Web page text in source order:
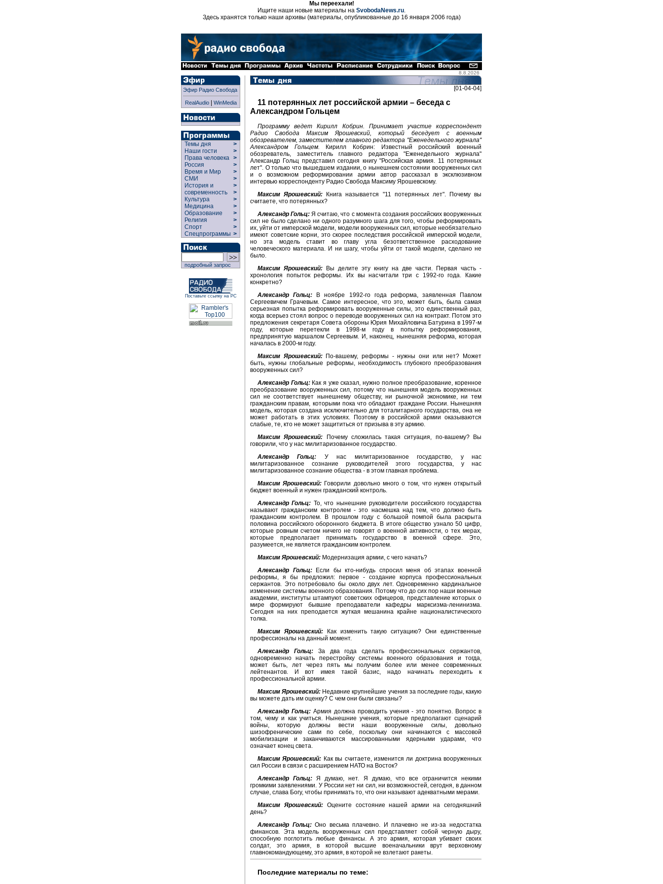
Мы переехали!
Ищите наши новые материалы на SvobodaNews.ru.
Здесь хранятся только наши архивы (материалы, опубликованные до 16 января 2006 года)
8.8.2026
Эфир Радио Свобода
RealAudio| WinMedia
Темы дня
>
Наши гости
>
Права человека >
Россия
>
Время и Мир
>
СМИ
>
История и
современность
>
>
Культура
>
Медицина
>
Образование
>
Религия
>
Спорт
>
Спецпрограммы >
подробный запрос
Поставьте ссылку на РС
[01-04-04]
11 потерянных лет российской армии – беседа с
Александром Гольцем
Программу ведет Кирилл Кобрин. Принимает участие корреспондент
Радио Свобода Максим Ярошевский, который беседует с военным
обозревателем, заместителем главного редактора "Еженедельного журнала"
Александром Гольцем.
Кирилл Кобрин: Известный российский военный
обозреватель, заместитель главного редактора "Еженедельного журнала"
Александр Гольц представил сегодня книгу "Российская армия. 11 потерянных
лет". О только что вышедшем издании, о нынешнем состоянии вооруженных сил
и о возможном реформировании армии автор рассказал в эксклюзивном
интервью корреспонденту Радио Свобода Максиму Ярошевскому.
Максим Ярошевский: Книга называется "11 потерянных лет". Почему вы
считаете, что потерянных?
Александр Гольц: Я считаю, что с момента создания российских вооруженных
сил не было сделано ни одного разумного шага для того, чтобы реформировать
их, уйти от имперской модели, модели вооруженных сил, которые необязательно
имеют советские корни, это скорее последствия российской имперской модели,
но эта модель ставит во главу угла безответственное расходование
человеческого материала. И ни шагу, чтобы уйти от такой модели, сделано не
было.
Максим Ярошевский: Вы делите эту книгу на две части. Первая часть -
хронология попыток реформы. Их вы насчитали три с 1992-го года. Какие
конкретно?
Александр Гольц: В ноябре 1992-го года реформа, заявленная Павлом
Сергеевичем Грачевым. Самое интересное, что это, может быть, была самая
серьезная попытка реформировать вооруженные силы, это единственный раз,
когда всерьез стоял вопрос о переводе вооруженных сил на контракт. Потом это
предложения секретаря Совета обороны Юрия Михайловича Батурина в 1997-м
году, которые перетекли в 1998-м году в попытку реформирования,
предпринятую маршалом Сергеевым. И, наконец, нынешняя реформа, которая
началась в 2000-м году.
Максим Ярошевский:По-вашему, реформы - нужны они или нет? Может
быть, нужны глобальные реформы, необходимость глубокого преобразования
вооруженных сил?
Александр Гольц:Как я уже сказал, нужно полное преобразование, коренное
преобразование вооруженных сил, потому что нынешняя модель вооруженных
сил не соответствует нынешнему обществу, ни рыночной экономике, ни тем
гражданским правам, которыми пока что обладают граждане России. Нынешняя
модель, которая создана исключительно для тоталитарного государства, она не
может работать в этих условиях. Поэтому в российской армии оказываются
слабые, те, кто не может защититься от призыва в эту армию.
Максим Ярошевский: Почему сложилась такая ситуация, по-вашему? Вы
говорили, что у нас милитаризованное государство.
Александр Гольц: У нас милитаризованное государство, у нас
милитаризованное сознание руководителей этого государства, у нас
милитаризованное сознание общества - в этом главная проблема.
Максим Ярошевский: Говорили довольно много о том, что нужен открытый
бюджет военный и нужен гражданский контроль.
Александр Гольц: То, что нынешние руководители российского государства
называют гражданским контролем - это насмешка над тем, что должно быть
гражданским контролем. В прошлом году с большой помпой была раскрыта
половина российского оборонного бюджета. В итоге общество узнало 50 цифр,
которые ровным счетом ничего не говорят о военной активности, о тех мерах,
которые предполагает принимать государство в военной сфере. Это,
разумеется, не является гражданским контролем.
Максим Ярошевский: Модернизация армии, с чего начать?
Александр Гольц:Если бы кто-нибудь спросил меня об этапах военной
реформы, я бы предложил: первое - создание корпуса профессиональных
сержантов. Это потребовало бы около двух лет. Одновременно кардинальное
изменение системы военного образования. Потому что до сих пор наши военные
академии, институты штампуют советских офицеров, представление которых о
мире формируют бывшие преподаватели кафедры марксизма-ленинизма.
Сегодня на них преподается жуткая мешанина крайне националистического
толка.
Максим Ярошевский:Как изменить такую ситуацию? Они единственные
профессионалы на данный момент.
Александр Гольц:За два года сделать профессиональных сержантов,
одновременно начать перестройку системы военного образования и тогда,
может быть, лет через пять мы получим более или менее современных
лейтенантов. И вот имея такой базис, надо начинать переходить к
профессиональной армии.
Максим Ярошевский: Недавние крупнейшие учения за последние годы, какую
вы можете дать им оценку? С чем они были связаны?
Александр Гольц:Армия должна проводить учения - это понятно. Вопрос в
том, чему и как учиться. Нынешние учения, которые предполагают сценарий
войны, которую должны вести наши вооруженные силы, довольно
шизофренические сами по себе, поскольку они начинаются с массовой
мобилизации и заканчиваются массированными ядерными ударами, что
означает конец света.
Максим Ярошевский: Как вы считаете, изменится ли доктрина вооруженных
сил России в связи с расширением НАТО на Восток?
Александр Гольц: Я думаю, нет. Я думаю, что все ограничится некими
громкими заявлениями. У России нет ни сил, ни возможностей, сегодня, в данном
случае, слава Богу, чтобы принимать то, что они называют адекватными мерами.
Максим Ярошевский:Оцените состояние нашей армии на сегодняшний
день?
Александр Гольц:Оно весьма плачевно. И плачевно не из-за недостатка
финансов. Эта модель вооруженных сил представляет собой черную дыру,
способную поглотить любые финансы. А это армия, которая убивает своих
солдат, это армия, в которой высшие военачальники врут верховному
главнокомандующему, это армия, в которой не взлетают ракеты.
Последние материалы по теме: